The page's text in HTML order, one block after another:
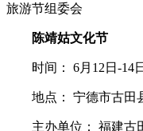
旅游节组委会
陈靖姑文化节
时间： 6月12日-14日
地点： 宁德市古田县
主办单位： 福建古